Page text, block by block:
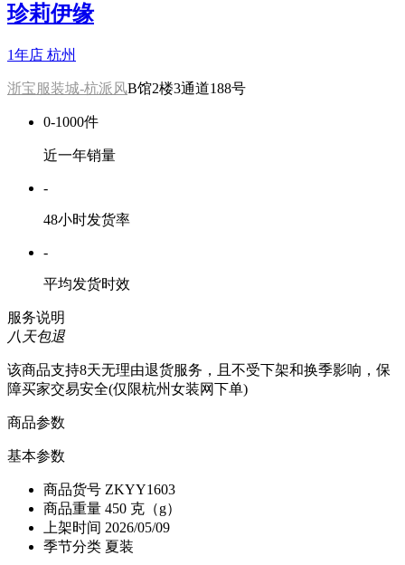
珍莉伊缘
1年店 杭州
浙宝服装城-杭派风B馆2楼3通道188号
0-1000件
近一年销量
-
48小时发货率
-
平均发货时效
服务说明
八天包退
该商品支持8天无理由退货服务，且不受下架和换季影响，保
障买家交易安全(仅限杭州女装网下单)
商品参数
基本参数
商品货号 ZKYY1603
商品重量 450 克（g）
上架时间 2026/05/09
季节分类 夏装